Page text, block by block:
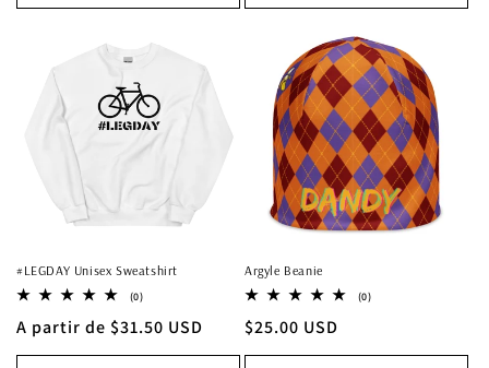
#LEGDAY Unisex Sweatshirt
(0)0
totales
Precio
habitual
A partir de $31.50 USD
Argyle Beanie
(0)0
Precio
habitual
$25.00 USD